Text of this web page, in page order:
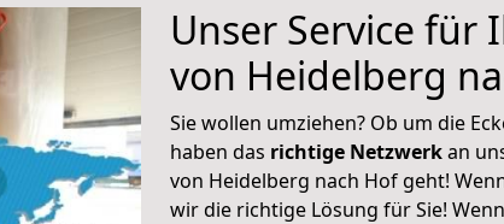
Unser Service für
von Heidelberg
Sie wollen umziehen? Ob um die
haben das richtige Netzwerkan
von Heidelberg nach Hof geht!
wir die richtige Lösung für Sie!